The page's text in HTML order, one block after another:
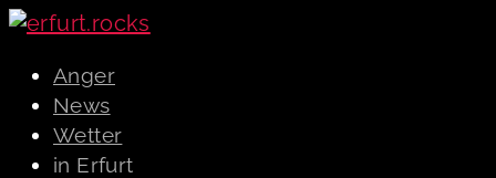
Anger
News
Wetter
in Erfurt